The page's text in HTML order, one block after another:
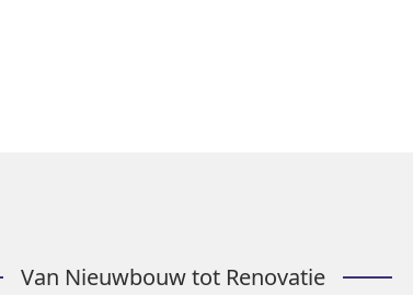
Van Nieuwbouw tot Renovatie